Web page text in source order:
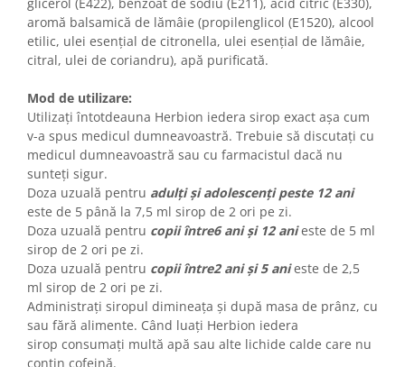
aromă balsamică de lămâie (propilenglicol (E1520), alcool
etilic, ulei esențial de citronella, ulei esențial de lămâie,
citral, ulei de coriandru), apă purificată.
Mod de utilizare:
Utilizați întotdeauna Herbion iedera sirop exact așa cum
v-a spus medicul dumneavoastră. Trebuie să discutați cu
medicul dumneavoastră sau cu farmacistul dacă nu
sunteți sigur.
Doza uzuală pentru adulți și adolescenți peste 12 ani
este de 5 până la 7,5 ml sirop de 2 ori pe zi.
Doza uzuală pentru copii între6 ani și 12 anieste de 5 ml
sirop de 2 ori pe zi.
Doza uzuală pentru copii între2 ani și 5 anieste de 2,5
ml sirop de 2 ori pe zi.
Administrați siropul dimineața și după masa de prânz, cu
sau fără alimente. Când luați Herbion iedera
sirop consumați multă apă sau alte lichide calde care nu
conțin cofeină.